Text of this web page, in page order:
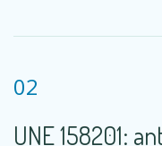
02
UNE 158201: